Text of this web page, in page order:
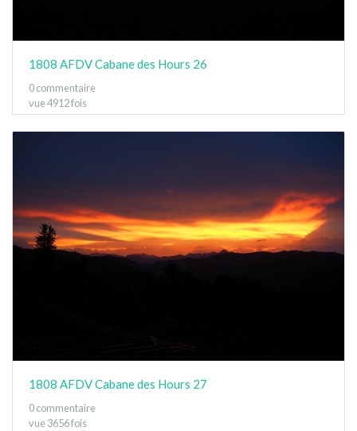
1808 AFDV Cabane des Hours 26
0 commentaire
vue 4912 fois
1808 AFDV Cabane des Hours 27
0 commentaire
vue 3656 fois